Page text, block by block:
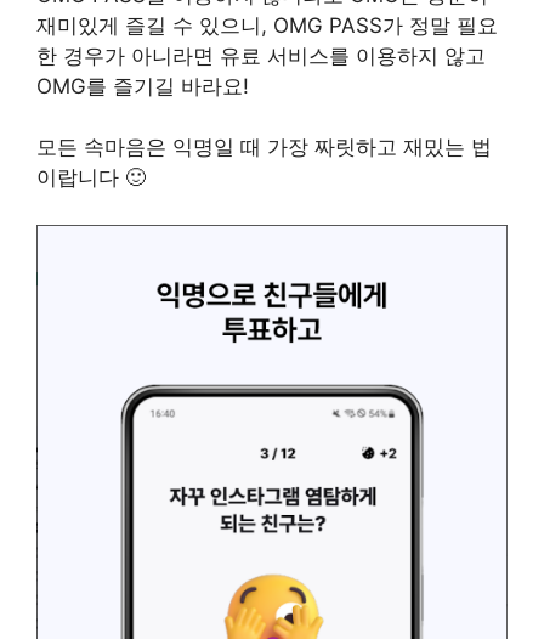
재미있게 즐길 수 있으니, OMG PASS가 정말 필요
한 경우가 아니라면 유료 서비스를 이용하지 않고
OMG를 즐기길 바라요!
모든 속마음은 익명일 때 가장 짜릿하고 재밌는 법
이랍니다 🙂